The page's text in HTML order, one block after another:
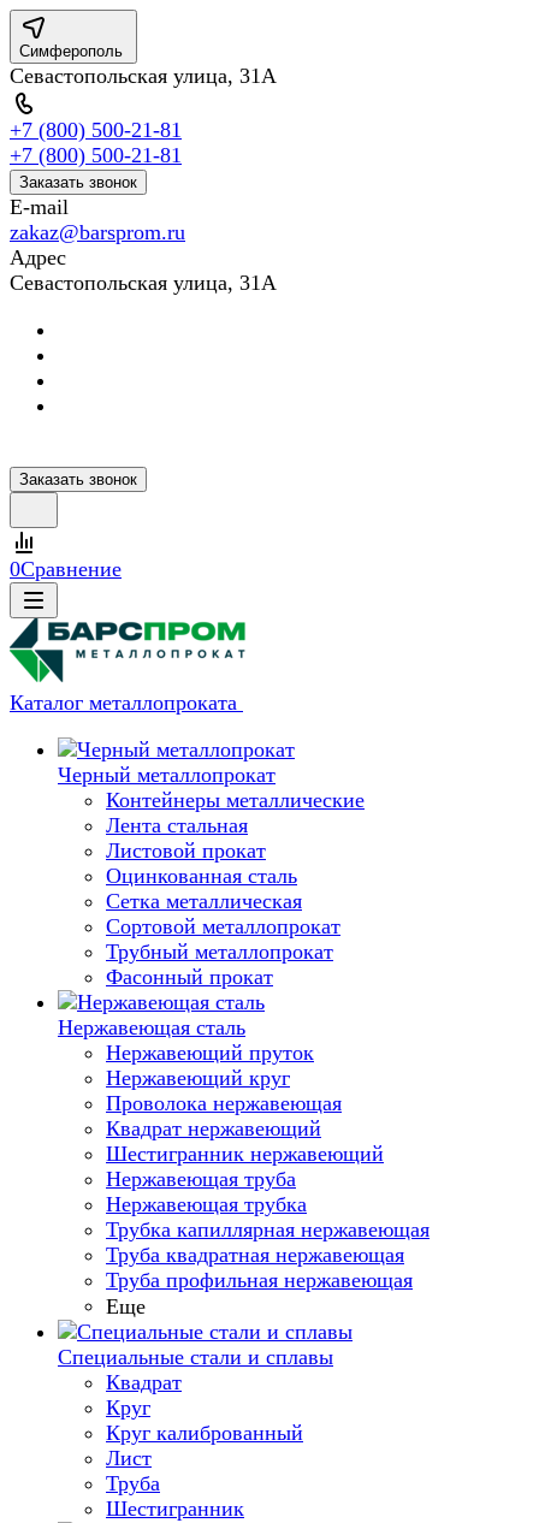
Симферополь
Севастопольская улица, 31А
+7 (800) 500-21-81
+7 (800) 500-21-81
Заказать звонок
E-mail
zakaz@barsprom.ru
Адрес
Севастопольская улица, 31А
Заказать звонок
0Сравнение
Каталог металлопроката
Черный металлопрокат
Контейнеры металлические
Лента стальная
Листовой прокат
Оцинкованная сталь
Сетка металлическая
Сортовой металлопрокат
Трубный металлопрокат
Фасонный прокат
Нержавеющая сталь
Нержавеющий пруток
Нержавеющий круг
Проволока нержавеющая
Квадрат нержавеющий
Шестигранник нержавеющий
Нержавеющая труба
Нержавеющая трубка
Трубка капиллярная нержавеющая
Труба квадратная нержавеющая
Труба профильная нержавеющая
Еще
Специальные стали и сплавы
Квадрат
Круг
Круг калиброванный
Лист
Труба
Шестигранник